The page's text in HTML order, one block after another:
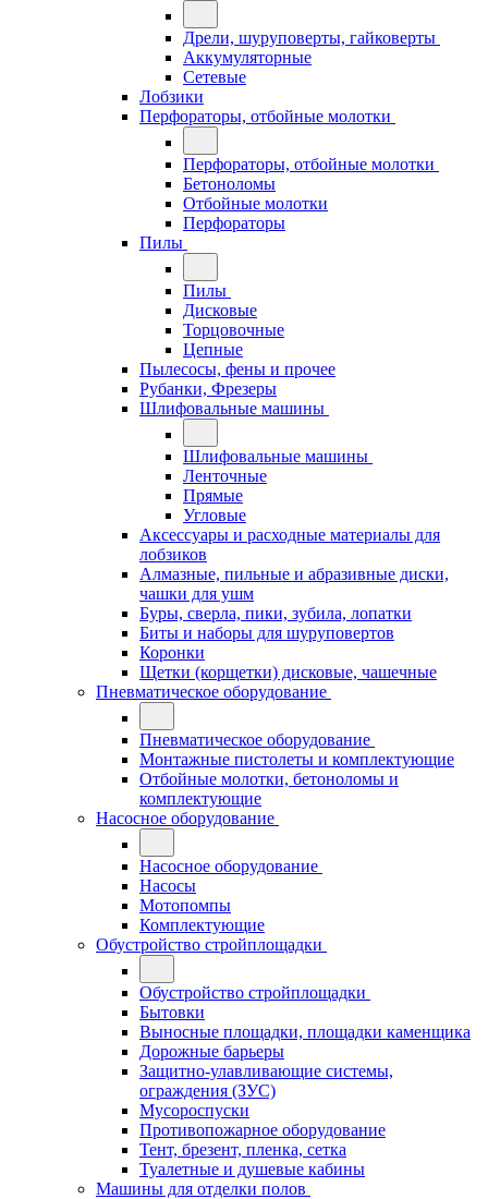
Дрели, шуруповерты, гайковерты
Аккумуляторные
Сетевые
Лобзики
Перфораторы, отбойные молотки
Перфораторы, отбойные молотки
Бетоноломы
Отбойные молотки
Перфораторы
Пилы
Пилы
Дисковые
Торцовочные
Цепные
Пылесосы, фены и прочее
Рубанки, Фрезеры
Шлифовальные машины
Шлифовальные машины
Ленточные
Прямые
Угловые
Аксессуары и расходные материалы для
лобзиков
Алмазные, пильные и абразивные диски,
чашки для ушм
Буры, сверла, пики, зубила, лопатки
Биты и наборы для шуруповертов
Коронки
Щетки (корщетки) дисковые, чашечные
Пневматическое оборудование
Пневматическое оборудование
Монтажные пистолеты и комплектующие
Отбойные молотки, бетоноломы и
комплектующие
Насосное оборудование
Насосное оборудование
Насосы
Мотопомпы
Комплектующие
Обустройство стройплощадки
Обустройство стройплощадки
Бытовки
Выносные площадки, площадки каменщика
Дорожные барьеры
Защитно-улавливающие системы,
ограждения (ЗУС)
Мусороспуски
Противопожарное оборудование
Тент, брезент, пленка, сетка
Туалетные и душевые кабины
Машины для отделки полов